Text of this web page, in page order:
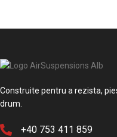
Construite pentru a rezista,
drum.
+40 753 411 859